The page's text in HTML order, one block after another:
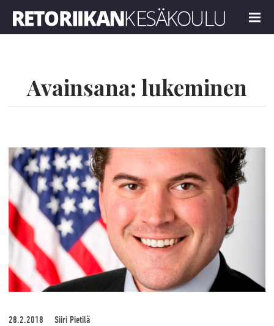
MENU
Avainsana: lukeminen
28.2.2018 Siiri Pietilä